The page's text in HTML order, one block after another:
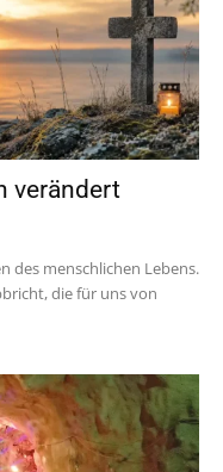
verändert
des menschlichen Lebens.
die für uns von